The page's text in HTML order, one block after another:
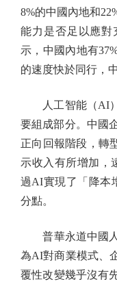
8%的中國內地和
能力是否足以應對
示，中國內地有
的速度快於同行，
人工智能（AI）
要組成部分。中國
正向回報階段，轉
示收入有所增加，
過AI實現了「降本
分點。
普華永道中國人
為AI對商業模式、
覆性改變幾乎沒有